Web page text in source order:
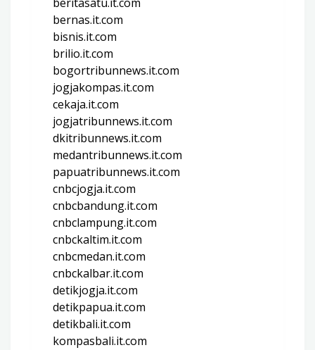
bernas.it.com
bisnis.it.com
brilio.it.com
bogortribunnews.it.com
jogjakompas.it.com
cekaja.it.com
jogjatribunnews.it.com
dkitribunnews.it.com
medantribunnews.it.com
papuatribunnews.it.com
cnbcjogja.it.com
cnbcbandung.it.com
cnbclampung.it.com
cnbckaltim.it.com
cnbcmedan.it.com
cnbckalbar.it.com
detikjogja.it.com
detikpapua.it.com
detikbali.it.com
kompasbali.it.com